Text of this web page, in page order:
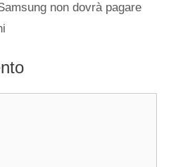
non dovrà pagare